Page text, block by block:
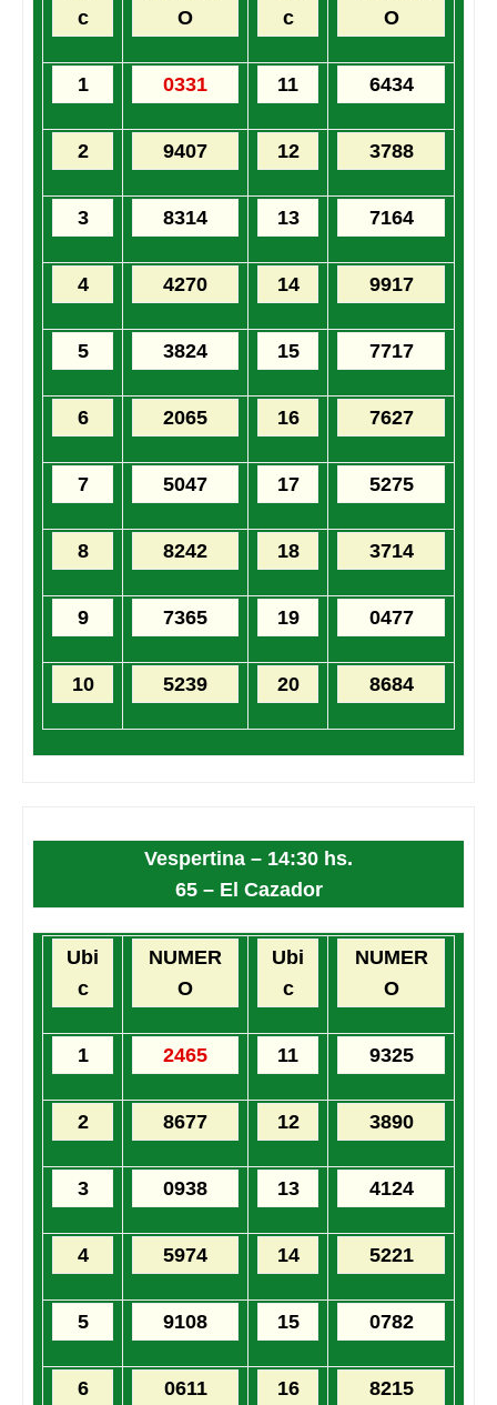
c
O
c
O
1 0331 11 6434
2 9407 12 3788
3 8314 13 7164
4 4270 14 9917
5 3824 15 7717
6 2065 16 7627
7 5047 17 5275
8 8242 18 3714
9 7365 19 0477
10 5239 20 8684
Vespertina – 14:30 hs.
65 – El Cazador
Ubi
c
NUMER
O
Ubi
c
NUMER
O
1 2465 11 9325
2 8677 12 3890
3 0938 13 4124
4 5974 14 5221
5 9108 15 0782
6 0611 16 8215